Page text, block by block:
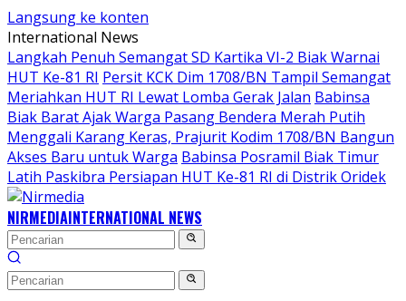
Langsung ke konten
International News
Langkah Penuh Semangat SD Kartika VI-2 Biak Warnai
HUT Ke-81 RI Persit KCK Dim 1708/BN Tampil Semangat
Meriahkan HUT RI Lewat Lomba Gerak Jalan Babinsa
Biak Barat Ajak Warga Pasang Bendera Merah Putih
Menggali Karang Keras, Prajurit Kodim 1708/BN Bangun
Akses Baru untuk Warga Babinsa Posramil Biak Timur
Latih Paskibra Persiapan HUT Ke-81 RI di Distrik Oridek
NIRMEDIAINTERNATIONAL NEWS